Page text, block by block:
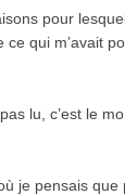
pour
qui m’avait
lu, c’est le
je pensais que